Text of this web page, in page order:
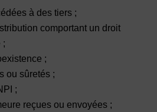
à des tiers ;
comportant un droit
;
;
ou sûretés ;
;
reçues ou envoyées ;